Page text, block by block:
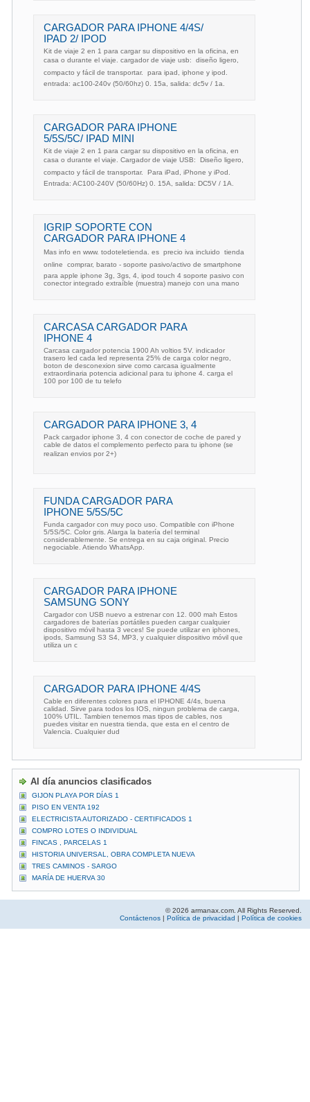
CARGADOR PARA IPHONE 4/4S/
IPAD 2/ IPOD
Kit de viaje 2 en 1 para cargar su dispositivo en la oficina, en
casa o durante el viaje. cargador de viaje usb:  diseño ligero,
compacto y fácil de transportar.  para ipad, iphone y ipod. 
entrada: ac100-240v (50/60hz) 0. 15a, salida: dc5v / 1a.
CARGADOR PARA IPHONE
5/5S/5C/ IPAD MINI
Kit de viaje 2 en 1 para cargar su dispositivo en la oficina, en
casa o durante el viaje. Cargador de viaje USB:  Diseño ligero,
compacto y fácil de transportar.  Para iPad, iPhone y iPod. 
Entrada: AC100-240V (50/60Hz) 0. 15A, salida: DC5V / 1A.
IGRIP SOPORTE CON
CARGADOR PARA IPHONE 4
Mas info en www. todoteletienda. es  precio iva incluido  tienda
online  comprar, barato - soporte pasivo/activo de smartphone
para apple iphone 3g, 3gs, 4, ipod touch 4 soporte pasivo con
conector integrado extraíble (muestra) manejo con una mano
CARCASA CARGADOR PARA
IPHONE 4
Carcasa cargador potencia 1900 Ah voltios 5V. indicador
trasero led cada led representa 25% de carga color negro,
boton de desconexion sirve como carcasa igualmente
extraordinaria potencia adicional para tu iphone 4. carga el
100 por 100 de tu telefo
CARGADOR PARA IPHONE 3, 4
Pack cargador iphone 3, 4 con conector de coche de pared y
cable de datos el complemento perfecto para tu iphone (se
realizan envios por 2+)
FUNDA CARGADOR PARA
IPHONE 5/5S/5C
Funda cargador con muy poco uso. Compatible con iPhone
5/5S/5C. Color gris. Alarga la batería del terminal
considerablemente. Se entrega en su caja original. Precio
negociable. Atiendo WhatsApp.
CARGADOR PARA IPHONE
SAMSUNG SONY
Cargador con USB nuevo a estrenar con 12. 000 mah Estos
cargadores de baterías portátiles pueden cargar cualquier
dispositivo móvil hasta 3 veces! Se puede utilizar en iphones,
ipods, Samsung S3 S4, MP3, y cualquier dispositivo móvil que
utiliza un c
CARGADOR PARA IPHONE 4/4S
Cable en diferentes colores para el IPHONE 4/4s, buena
calidad. Sirve para todos los IOS, ningun problema de carga,
100% UTIL. Tambien tenemos mas tipos de cables, nos
puedes visitar en nuestra tienda, que esta en el centro de
Valencia. Cualquier dud
Al día anuncios clasificados
GIJON PLAYA POR DÍAS 1
PISO EN VENTA 192
ELECTRICISTA AUTORIZADO - CERTIFICADOS 1
COMPRO LOTES O INDIVIDUAL
FINCAS , PARCELAS 1
HISTORIA UNIVERSAL, OBRA COMPLETA NUEVA
TRES CAMINOS - SARGO
MARÍA DE HUERVA 30
© 2026 armanax.com. All Rights Reserved.
Contáctenos | Política de privacidad | Política de cookies